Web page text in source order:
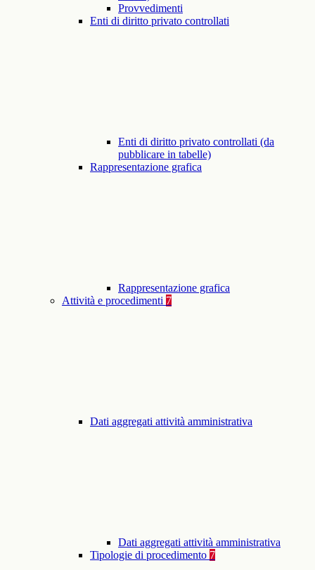
Provvedimenti
Enti di diritto privato controllati
Enti di diritto privato controllati (da
pubblicare in tabelle)
Rappresentazione grafica
Rappresentazione grafica
Attività e procedimenti 7
Dati aggregati attività amministrativa
Dati aggregati attività amministrativa
Tipologie di procedimento 7